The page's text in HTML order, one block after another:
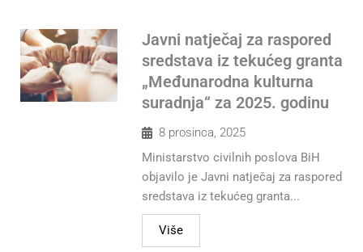
Javni natječaj za raspored
sredstava iz tekućeg granta
„Međunarodna kulturna
suradnja“ za 2025. godinu
8 prosinca, 2025
Ministarstvo civilnih poslova BiH
objavilo je Javni natječaj za raspored
sredstava iz tekućeg granta...
Više